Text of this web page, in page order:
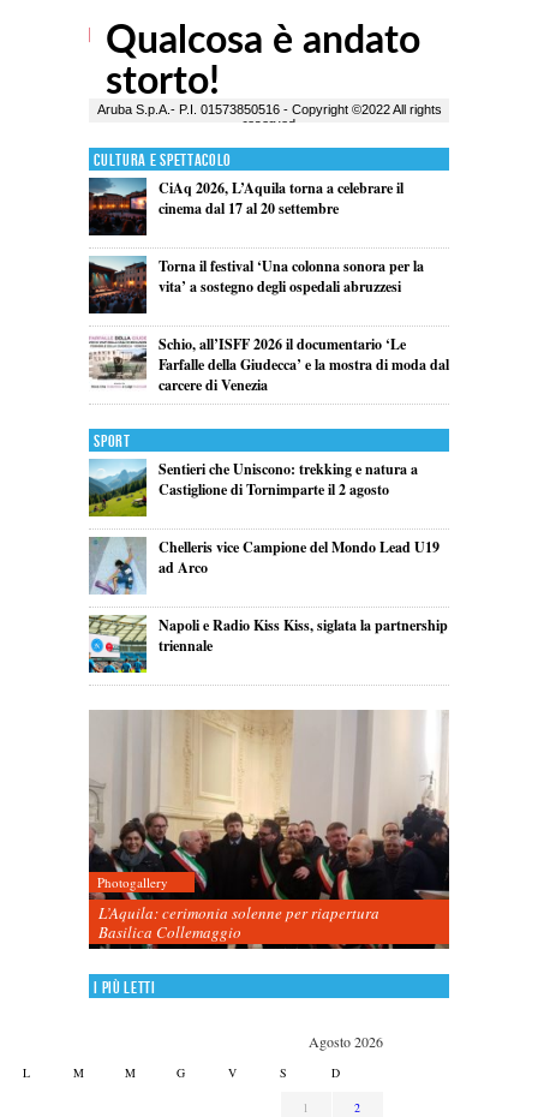
Cultura e Spettacolo
CiAq 2026, L’Aquila torna a celebrare il
cinema dal 17 al 20 settembre
Torna il festival ‘Una colonna sonora per la
vita’ a sostegno degli ospedali abruzzesi
Schio, all’ISFF 2026 il documentario ‘Le
Farfalle della Giudecca’ e la mostra di moda dal
carcere di Venezia
Sport
Sentieri che Uniscono: trekking e natura a
Castiglione di Tornimparte il 2 agosto
Chelleris vice Campione del Mondo Lead U19
ad Arco
Napoli e Radio Kiss Kiss, siglata la partnership
triennale
Photogallery
L’Aquila: cerimonia solenne per riapertura
Basilica Collemaggio
I più letti
Agosto 2026
L M M G V S D
1
2